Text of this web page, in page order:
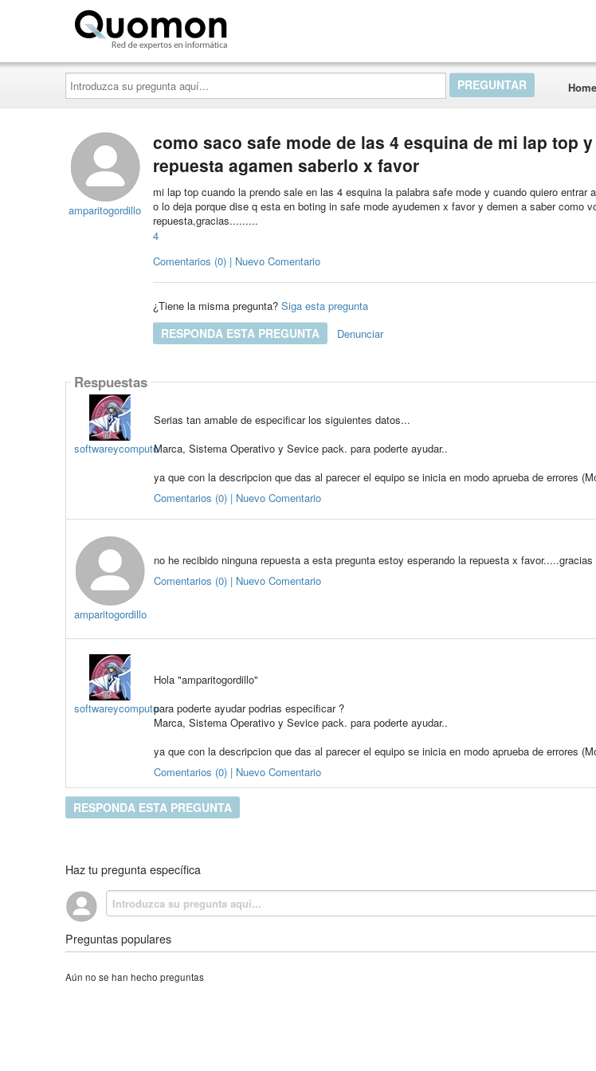
Introduzca
su
pregunta
aquí...
Home
amparitogordillo
como saco safe mode de las 4 esquina de mi lap top
repuesta agamen saberlo x favor
mi lap top cuando la prendo sale en las 4 esquina la palabra safe mode y cuando quiero entrar
o lo deja porque dise q esta en boting in safe mode ayudemen x favor y demen a saber como
repuesta,gracias.........
4
Comentarios (0) | Nuevo Comentario
¿Tiene la misma pregunta? Siga esta pregunta
RESPONDA ESTA PREGUNTA Denunciar
Respuestas
softwareycomputo
Serias tan amable de especificar los siguientes datos...
Marca, Sistema Operativo y Sevice pack. para poderte ayudar..
ya que con la descripcion que das al parecer el equipo se inicia en modo aprueba de errores
Comentarios (0) | Nuevo Comentario
amparitogordillo
no he recibido ninguna repuesta a esta pregunta estoy esperando la repuesta x favor.....gracias
Comentarios (0) | Nuevo Comentario
softwareycomputo
Hola "amparitogordillo"
para poderte ayudar podrias especificar ?
Marca, Sistema Operativo y Sevice pack. para poderte ayudar..
ya que con la descripcion que das al parecer el equipo se inicia en modo aprueba de errores
Comentarios (0) | Nuevo Comentario
RESPONDA ESTA PREGUNTA
Haz tu pregunta específica
Preguntas populares
Aún no se han hecho preguntas